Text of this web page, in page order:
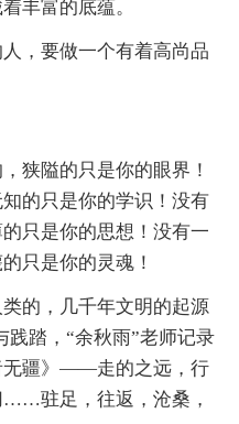
丰富的底蕴。
，要做一个有着高尚品
狭隘的只是你的眼界！
的只是你的学识！没有
只是你的思想！没有一
只是你的灵魂！
的，几千年文明的起源
踏，“余秋雨”老师记录
无疆》——走的之远，行
……驻足，往返，沧桑，